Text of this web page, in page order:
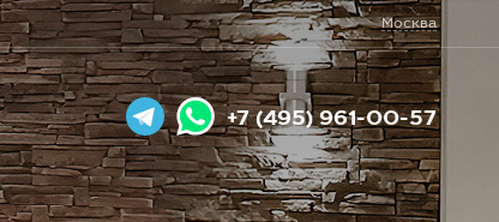
Москва
+7 (495) 961-00-57